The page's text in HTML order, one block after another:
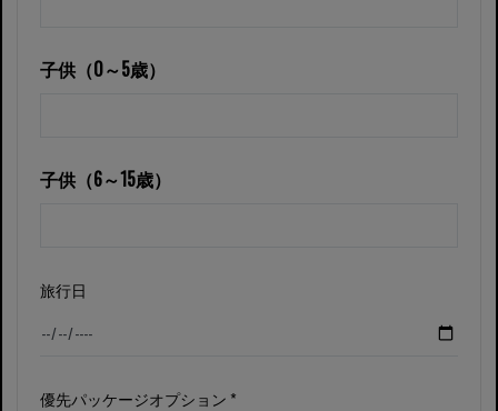
子供（0～5歳）
子供（6～15歳）
旅行日
優先パッケージオプション *